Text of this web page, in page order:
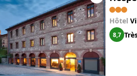
Hôtel
8,7